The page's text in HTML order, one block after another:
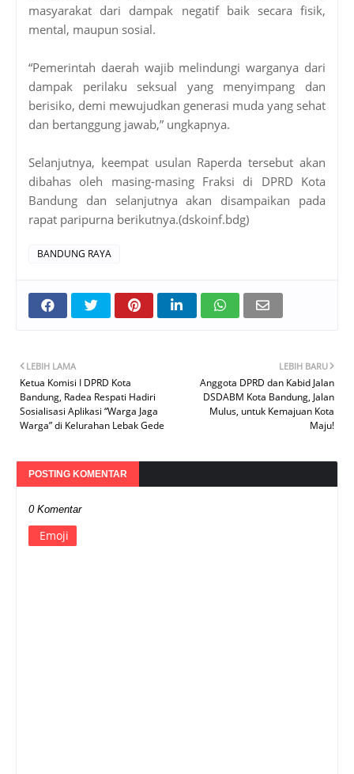
masyarakat dari dampak negatif baik secara fisik,
mental, maupun sosial.
“Pemerintah daerah wajib melindungi warganya dari
dampak perilaku seksual yang menyimpang dan
berisiko, demi mewujudkan generasi muda yang sehat
dan bertanggung jawab,” ungkapnya.
Selanjutnya, keempat usulan Raperda tersebut akan
dibahas oleh masing-masing Fraksi di DPRD Kota
Bandung dan selanjutnya akan disampaikan pada
rapat paripurna berikutnya.(dskoinf.bdg)
BANDUNG RAYA
LEBIH BARU
Anggota DPRD dan Kabid Jalan
DSDABM Kota Bandung, Jalan
Mulus, untuk Kemajuan Kota
Maju!
LEBIH LAMA
Ketua Komisi I DPRD Kota
Bandung, Radea Respati Hadiri
Sosialisasi Aplikasi “Warga Jaga
Warga” di Kelurahan Lebak Gede
POSTING KOMENTAR
0 Komentar
Emoji